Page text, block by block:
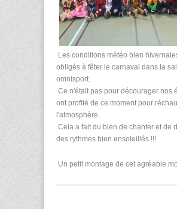
Les conditions météo bien
obligés à fêter le carnaval dans la
omnisport.
Ce n'était pas pour décourager nos
ont profité de ce moment pour
l'atmosphère.
Cela a fait du bien de chanter et de
des rythmes bien ensoleillés !!!
Un petit montage de cet agréable